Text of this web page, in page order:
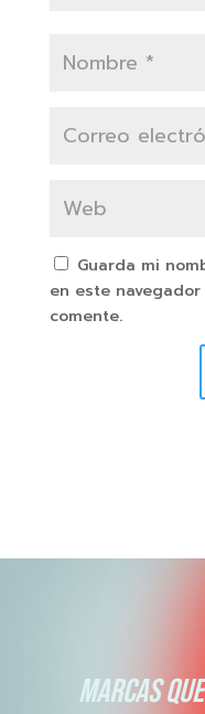
Guarda mi
en este
comente.
MARCAS